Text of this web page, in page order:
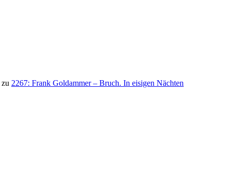
zu 2267: Frank Goldammer – Bruch. In eisigen Nächten